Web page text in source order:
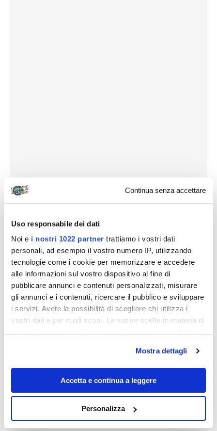
Continua senza accettare
Uso responsabile dei dati
Noi e i nostri 1022 partner trattiamo i vostri dati
personali, ad esempio il vostro numero IP, utilizzando
tecnologie come i cookie per memorizzare e accedere
alle informazioni sul vostro dispositivo al fine di
pubblicare annunci e contenuti personalizzati, misurare
gli annunci e i contenuti, ricercare il pubblico e sviluppare
i servizi. Avete la possibilità di scegliere chi utilizza i
vostri dati e per quali scopi. Le vostre scelte in materia di
modificare o revocare il proprio consenso in qualsiasi
momento dalla Dichiarazione sui cookie o facendo clic
sull'icona di attivazione della privacy.
raccogliere informazioni sulla tua posizione
geografica, con un'approssimazione di qualche
Mostra dettagli
Accetta e continua a leggere
Personalizza
Destinazioni
È come stare a Braies, ma a posto delle
Dolomiti su questo piccolo lago